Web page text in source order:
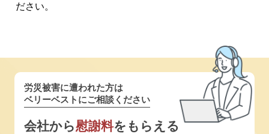
ださい。
労災被害に遭われた方は
ベリーベストにご相談ください
会社から慰謝料をもらえる